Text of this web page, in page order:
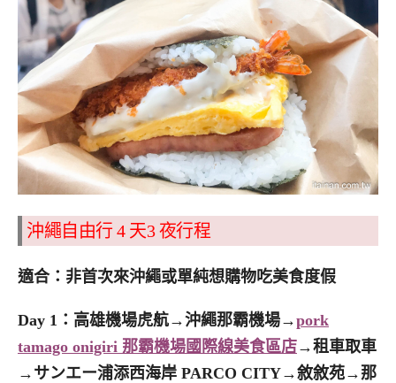
沖繩自由行 4 天3夜行程
適合：非首次來沖繩或單純想購物吃美食度假
Day 1：高雄機場虎航→沖繩那霸機場→pork
tamago onigiri 那霸機場國際線美食區店→租車取車
→サンエー浦添西海岸 PARCO CITY→敘敘苑→那